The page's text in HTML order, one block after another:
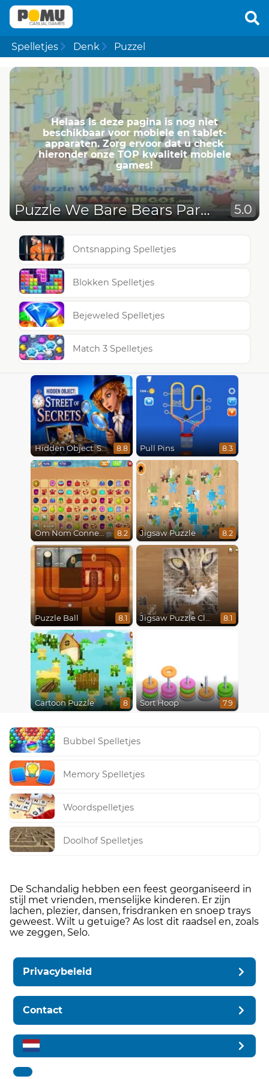
Spelletjes Denk Puzzel
Helaas is deze pagina is nog niet
beschikbaar voor mobiele en tablet-
apparaten. Zorg ervoor dat u check
hieronder onze TOP kwaliteit mobiele
games!
Puzzle We Bare Bears Party 5.0
Ontsnapping Spelletjes
Blokken Spelletjes
Bejeweled Spelletjes
Match 3 Spelletjes
Hidden Object: Street Of Secrets 8.8 Pull Pins 8.3
Om Nom Connect Classic 8.2 Jigsaw Puzzle 8.2
Puzzle Ball 8.1 Jigsaw Puzzle Classic 8.1
Cartoon Puzzle 8 Sort Hoop 7.9
Bubbel Spelletjes
Memory Spelletjes
Woordspelletjes
Doolhof Spelletjes
De Schandalig hebben een feest georganiseerd in
stijl met vrienden, menselijke kinderen. Er zijn
lachen, plezier, dansen, frisdranken en snoep trays
geweest. Wilt u getuige? As lost dit raadsel en, zoals
we zeggen, Selo.
Privacybeleid
Contact